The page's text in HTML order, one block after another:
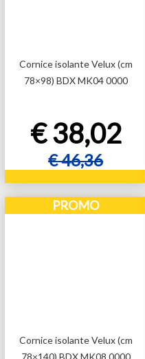
Cornice isolante Velux (cm
78×98) BDX MK04 0000
€38,02
€46,36
Aggiungi al carrello
Aggiungi al carrello
PROMO
Cornice isolante Velux (cm
78×140) BDX MK08 0000